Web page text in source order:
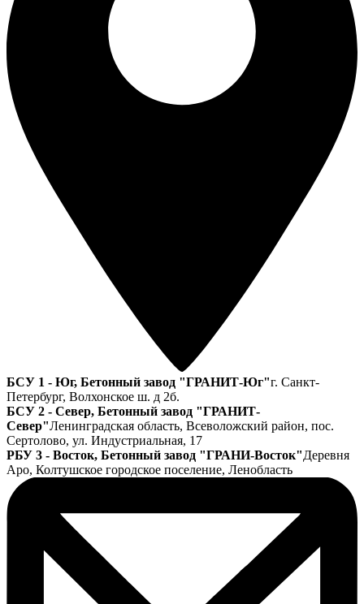
БСУ 1 - Юг, Бетонный завод "ГРАНИТ-Юг"г. Санкт-
Петербург, Волхонское ш. д 2б.
БСУ 2 - Север, Бетонный завод "ГРАНИТ-
Север"Ленинградская область, Всеволожский район, пос.
Сертолово, ул. Индустриальная, 17
РБУ 3 - Восток, Бетонный завод "ГРАНИ-Восток"Деревня
Аро, Колтушское городское поселение, Ленобласть